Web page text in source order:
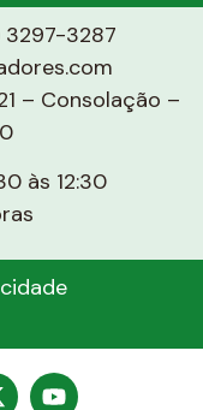
3297-3287
– Consolação –
às 12:30